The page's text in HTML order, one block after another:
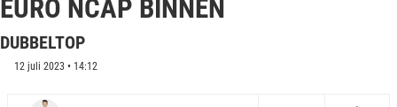
EURO NCAP BINNEN
DUBBELTOP
12 juli 2023 • 14:12